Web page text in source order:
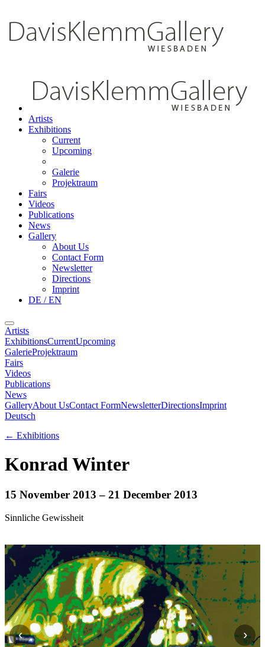
Artists
Exhibitions
Current
Upcoming
Galerie
Projektraum
Fairs
Videos
Publications
News
Gallery
About Us
Contact Form
Newsletter
Directions
Imprint
DE / EN
Artists
ExhibitionsCurrentUpcoming
GalerieProjektraum
Fairs
Videos
Publications
News
GalleryAbout UsContact FormNewsletterDirectionsImprint
Deutsch
← Exhibitions
Konrad Winter
15 November 2013 – 21 December 2013
Sinnliche Gewissheit
‹ ›